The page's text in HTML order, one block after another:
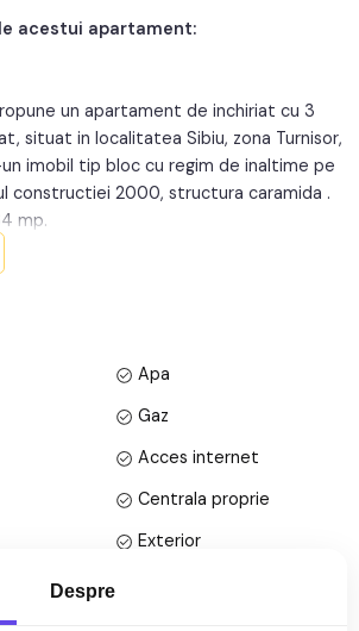
acestui apartament:
un apartament de inchiriat cu 3
situat in localitatea Sibiu, zona Turnisor,
imobil tip bloc cu regim de inaltime pe
constructiei 2000, structura caramida .
mp.
structurat astfel:
sunt moderne
lemn;
faianta;
Apa
Gaz
Acces internet
Centrala proprie
Exterior
Despre